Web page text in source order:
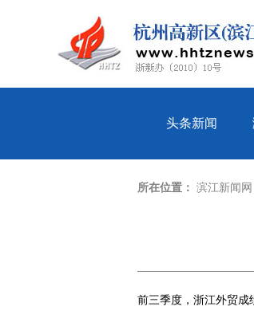
头条新闻
所在位置： 滨江新闻网
前三季度，浙江外贸成